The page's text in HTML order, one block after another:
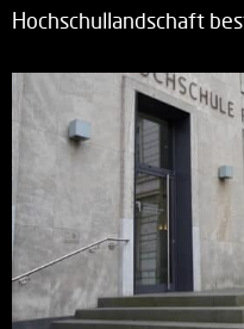
Hochschullandschaft